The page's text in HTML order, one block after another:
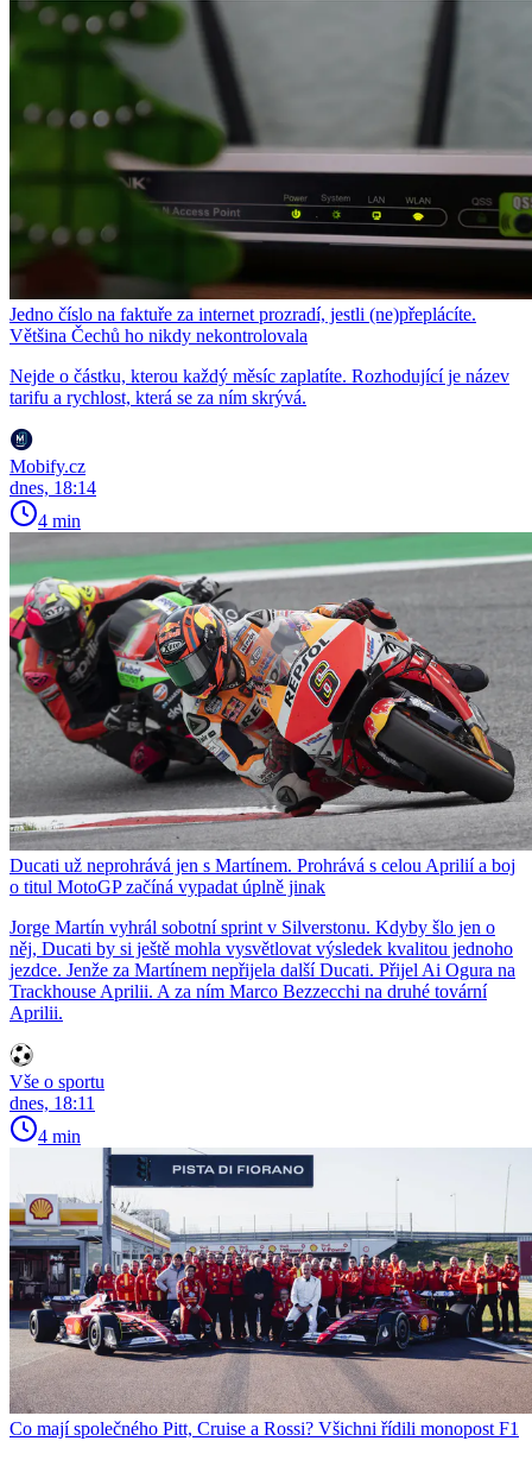
Jedno číslo na faktuře za internet prozradí, jestli (ne)přeplácíte.
Většina Čechů ho nikdy nekontrolovala
Nejde o částku, kterou každý měsíc zaplatíte. Rozhodující je název
tarifu a rychlost, která se za ním skrývá.
Mobify.cz
dnes, 18:14
4 min
Ducati už neprohrává jen s Martínem. Prohrává s celou Aprilií a boj
o titul MotoGP začíná vypadat úplně jinak
Jorge Martín vyhrál sobotní sprint v Silverstonu. Kdyby šlo jen o
něj, Ducati by si ještě mohla vysvětlovat výsledek kvalitou jednoho
jezdce. Jenže za Martínem nepřijela další Ducati. Přijel Ai Ogura na
Trackhouse Aprilii. A za ním Marco Bezzecchi na druhé tovární
Aprilii.
Vše o sportu
dnes, 18:11
4 min
Co mají společného Pitt, Cruise a Rossi? Všichni řídili monopost F1